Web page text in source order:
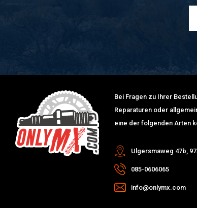
Bei Fragen zu Ihrer
Reparaturen oder
eine der folgenden Arten
Ulgersmaweg 47b,
085-0606065
info@onlymx.com